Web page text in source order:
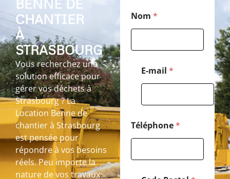
BENNE DE
CHANTIER
À
STRASBOURG
Vous recherchez une
solution efficace pour
gérer vos déchets à
Strasbourg ? La
Location Benne de
chantier à Strasbourg
est pensée pour
répondre à vos besoins
réels. Peu importe la
nature de vos travaux
Nom *
E-mail *
Téléphone*